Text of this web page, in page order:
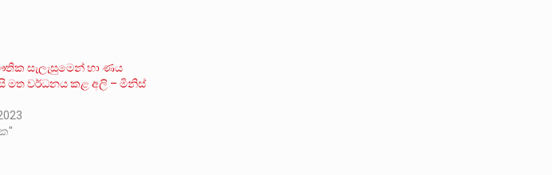
සැලැසුමෙන් හා ණය
මත වර්ධනය කළ අලි – මිනිස්